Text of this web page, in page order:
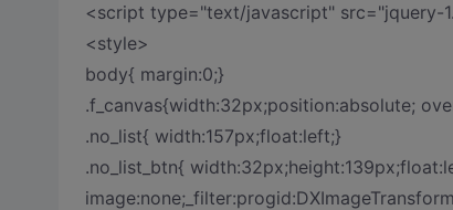
<script type="text/javascript" src="jquery-
<style>
body{ margin:0;}
.f_canvas{width:32px;position:absolute;
.no_list{ width:157px;float:left;}
.no_list_btn{